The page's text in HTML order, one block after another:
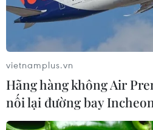
vietnamplus.vn
Hãng hàng không Air
nối lại đường bay